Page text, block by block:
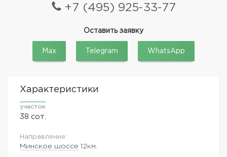
+7 (495) 925-33-77
Оставить заявку
Max Telegram WhatsApp
Характеристики
участок
38 сот.
Направление:
Минское шоссе 12км.